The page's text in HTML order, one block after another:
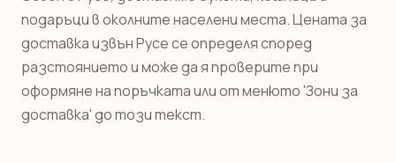
подаръци в околните населени места. Цената за
доставка извън Русе се определя според
разстоянието и може да я проверите при
оформяне на поръчката или от менюто 'Зони за
доставка' до този текст.